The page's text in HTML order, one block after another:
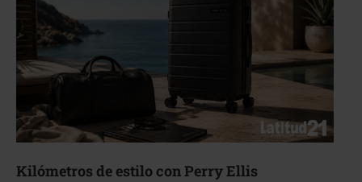
Aerie, texturas que fluyen